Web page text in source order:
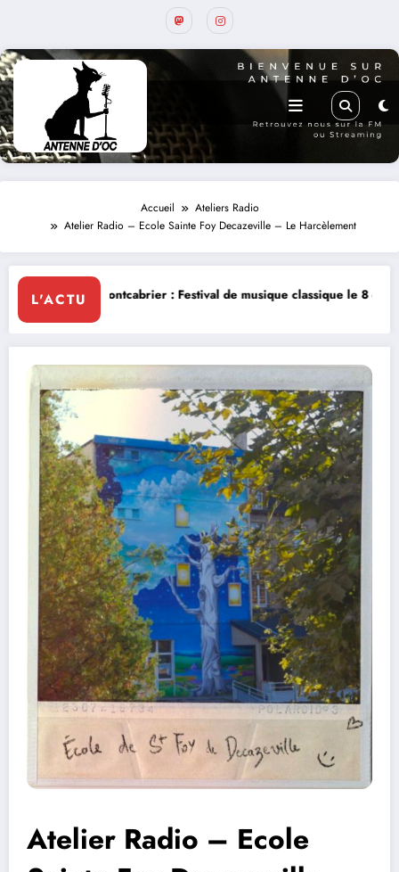
Accueil
Ateliers Radio
Atelier Radio – Ecole Sainte Foy Decazeville – Le Harcèlement
L'ACTU
de musique classique le 8 et 9 août La Thérapie Légendaire
Atelier Radio – Ecole